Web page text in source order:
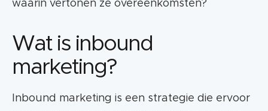
waarin vertonen ze overeenkomsten?
Wat is inbound
marketing?
Inbound marketing is een strategie die ervoor